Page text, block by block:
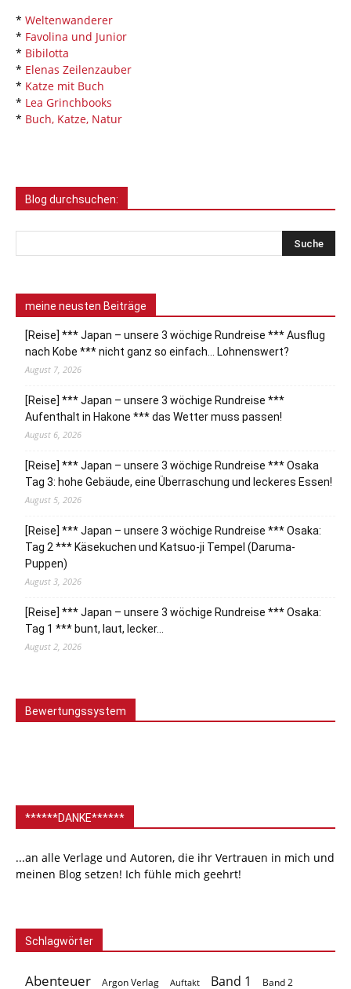
* Weltenwanderer
* Favolina und Junior
* Bibilotta
* Elenas Zeilenzauber
* Katze mit Buch
* Lea Grinchbooks
* Buch, Katze, Natur
Blog durchsuchen:
meine neusten Beiträge
[Reise] *** Japan – unsere 3 wöchige Rundreise *** Ausflug
nach Kobe *** nicht ganz so einfach… Lohnenswert?
August 7, 2026
[Reise] *** Japan – unsere 3 wöchige Rundreise ***
Aufenthalt in Hakone *** das Wetter muss passen!
August 6, 2026
[Reise] *** Japan – unsere 3 wöchige Rundreise *** Osaka
Tag 3: hohe Gebäude, eine Überraschung und leckeres Essen!
August 5, 2026
[Reise] *** Japan – unsere 3 wöchige Rundreise *** Osaka:
Tag 2 *** Käsekuchen und Katsuo-ji Tempel (Daruma-
Puppen)
August 3, 2026
[Reise] *** Japan – unsere 3 wöchige Rundreise *** Osaka:
Tag 1 *** bunt, laut, lecker…
August 2, 2026
Bewertungssystem
******DANKE******
...an alle Verlage und Autoren, die ihr Vertrauen in mich und
meinen Blog setzen! Ich fühle mich geehrt!
Schlagwörter
Abenteuer Argon Verlag Auftakt Band 1 Band 2